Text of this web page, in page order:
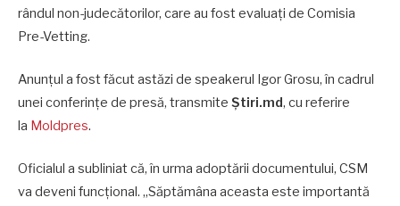
rândul non-judecătorilor, care au fost evaluați de Comisia
Pre-Vetting.
Anunțul a fost făcut astăzi de speakerul Igor Grosu, în cadrul
unei conferințe de presă, transmite Știri.md, cu referire
la Moldpres.
Oficialul a subliniat că, în urma adoptării documentului, CSM
va deveni funcțional. „Săptămâna aceasta este importantă